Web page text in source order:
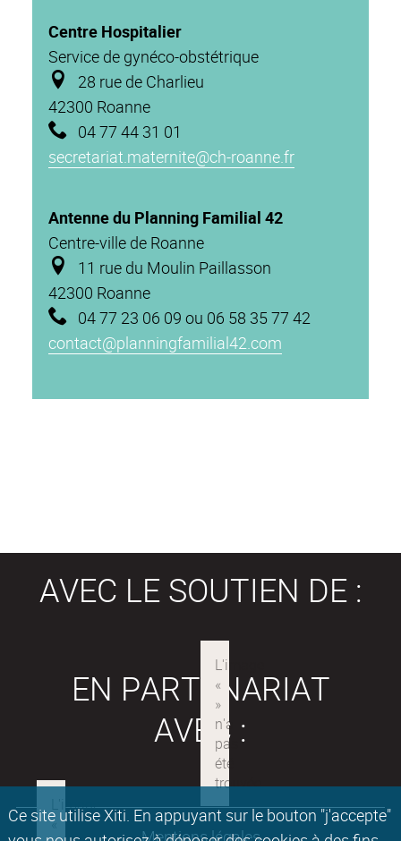
Ce site utilise Xiti. En appuyant sur le bouton "j'accepte"
Centre Hospitalier
Service de gynéco-obstétrique
28 rue de Charlieu
42300 Roanne
04 77 44 31 01
secretariat.maternite@ch-roanne.fr
Antenne du Planning Familial 42
Centre-ville de Roanne
11 rue du Moulin Paillasson
42300 Roanne
04 77 23 06 09 ou 06 58 35 77 42
contact@planningfamilial42.com
AVEC LE SOUTIEN DE :
EN PARTENARIAT
AVEC :
Mentions légales